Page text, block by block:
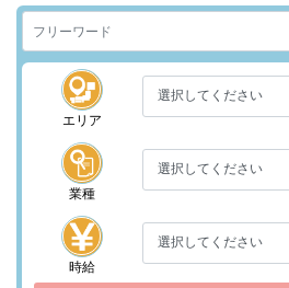
エリア
業種
時給